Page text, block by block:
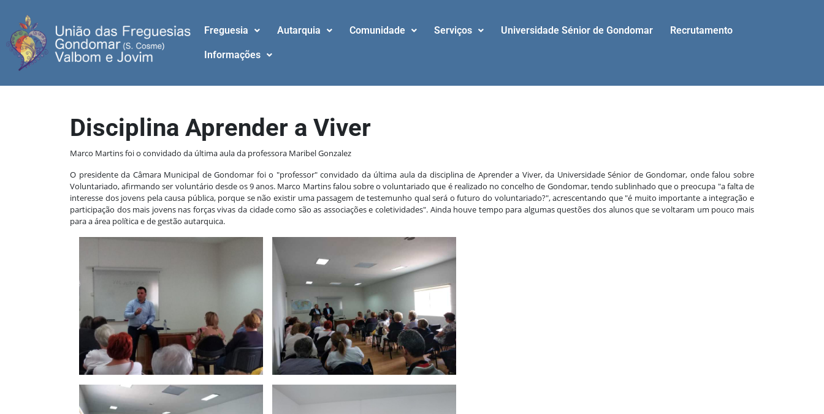
Freguesia Autarquia Comunidade Serviços Universidade Sénior de Gondomar Recrutamento
Informações
Disciplina Aprender a Viver
Marco Martins foi o convidado da última aula da professora Maribel Gonzalez
O presidente da Câmara Municipal de Gondomar foi o "professor" convidado da última aula da disciplina de Aprender a Viver, da Universidade Sénior de Gondomar, onde falou sobre
Voluntariado, afirmando ser voluntário desde os 9 anos. Marco Martins falou sobre o voluntariado que é realizado no concelho de Gondomar, tendo sublinhado que o preocupa "a falta de
interesse dos jovens pela causa pública, porque se não existir uma passagem de testemunho qual será o futuro do voluntariado?", acrescentando que "é muito importante a integração e
participação dos mais jovens nas forças vivas da cidade como são as associações e coletividades". Ainda houve tempo para algumas questões dos alunos que se voltaram um pouco mais
para a área política e de gestão autarquica.